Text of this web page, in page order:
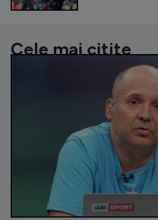
Cele mai citite